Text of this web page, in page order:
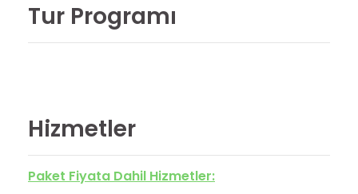
Tur Programı
Hizmetler
Paket Fiyata Dahil Hizmetler: